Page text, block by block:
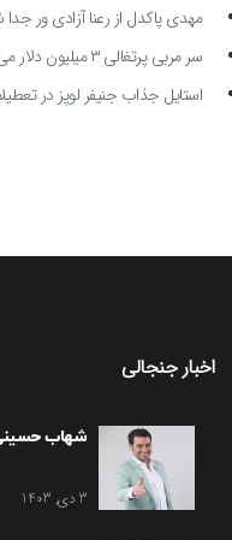
مهدی پاکدل از رعنا آزادی ور
سر مربی پرتغالی ۳ میلیون دلار می‌گیرد به پرسپولیس می‌آید
استایل جذاب جنیفر لوپز در
اخبار جنجالی
شهاب
3 دی, 1403